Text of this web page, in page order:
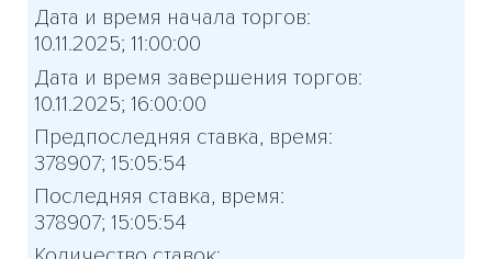
Дата и время начала торгов:
10.11.2025; 11:00:00
Дата и время завершения торгов:
10.11.2025; 16:00:00
Предпоследняя ставка, время:
378907; 15:05:54
Последняя ставка, время:
378907; 15:05:54